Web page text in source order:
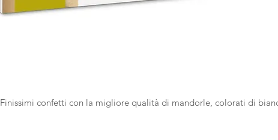
Finissimi confetti con la migliore qualità di mandorle, colorati di